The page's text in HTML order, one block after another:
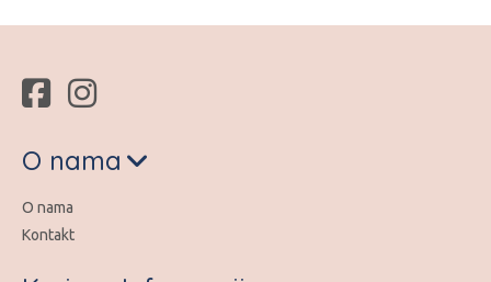
O nama
O nama
Kontakt